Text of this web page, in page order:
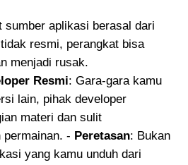
sumber aplikasi berasal dari
resmi, perangkat bisa
menjadi rusak.
Resmi: Gara-gara kamu
lain, pihak developer
materi dan sulit
permainan. - Peretasan: Bukan
yang kamu unduh dari